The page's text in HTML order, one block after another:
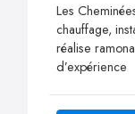
Les
chauffage,
réalise
d’expérience